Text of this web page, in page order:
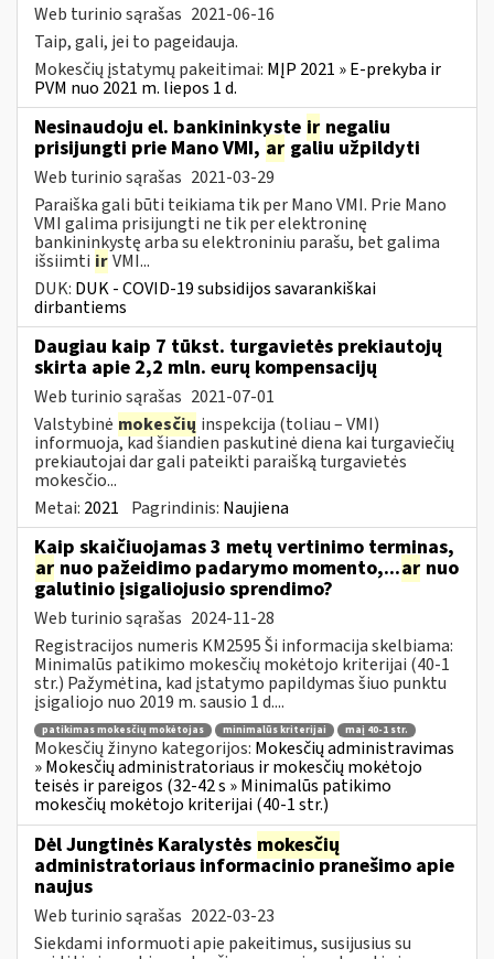
Web turinio sąrašas 2021-06-16
Taip, gali, jei to pageidauja.
Mokesčių įstatymų pakeitimai: MĮP 2021 » E-prekyba ir
PVM nuo 2021 m. liepos 1 d.
Nesinaudoju el. bankininkyste ir negaliu
prisijungti prie Mano VMI, ar galiu užpildyti
Web turinio sąrašas 2021-03-29
Paraiška gali būti teikiama tik per Mano VMI. Prie Mano
VMI galima prisijungti ne tik per elektroninę
bankininkystę arba su elektroniniu parašu, bet galima
išsiimti irVMI...
DUK: DUK - COVID-19 subsidijos savarankiškai
dirbantiems
Daugiau kaip 7 tūkst. turgavietės prekiautojų
skirta apie 2,2 mln. eurų kompensacijų
Web turinio sąrašas 2021-07-01
Valstybinė mokesčių inspekcija (toliau – VMI)
informuoja, kad šiandien paskutinė diena kai turgaviečių
prekiautojai dar gali pateikti paraišką turgavietės
mokesčio...
Metai: 2021 Pagrindinis: Naujiena
Kaip skaičiuojamas 3 metų vertinimo terminas,
ar nuo pažeidimo padarymo momento,...ar nuo
galutinio įsigaliojusio sprendimo?
Web turinio sąrašas 2024-11-28
Registracijos numeris KM2595 Ši informacija skelbiama:
Minimalūs patikimo mokesčių mokėtojo kriterijai (40-1
str.) Pažymėtina, kad įstatymo papildymas šiuo punktu
įsigaliojo nuo 2019 m. sausio 1 d....
patikimas mokesčių mokėtojas minimalūs kriterijai maį 40-1 str.
Mokesčių žinyno kategorijos: Mokesčių administravimas
» Mokesčių administratoriaus ir mokesčių mokėtojo
teisės ir pareigos (32-42 s » Minimalūs patikimo
mokesčių mokėtojo kriterijai (40-1 str.)
Dėl Jungtinės Karalystės mokesčių
administratoriaus informacinio pranešimo apie
naujus
Web turinio sąrašas 2022-03-23
Siekdami informuoti apie pakeitimus, susijusius su